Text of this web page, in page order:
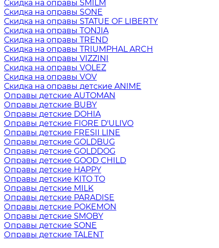
Скидка на оправы SMILM
Скидка на оправы SONE
Скидка на оправы STATUE OF LIBERTY
Скидка на оправы TONJIA
Скидка на оправы TREND
Скидка на оправы TRIUMPHAL ARCH
Скидка на оправы VIZZINI
Скидка на оправы VOLEZ
Скидка на оправы VOV
Скидка на оправы детские ANIME
Оправы детские AUTOMAN
Оправы детские BUBY
Оправы детские DOHIA
Оправы детские FIORE D'ULIVO
Оправы детские FRESII LINE
Оправы детские GOLDBUG
Оправы детские GOLDDOG
Оправы детские GOOD CHILD
Оправы детские HAPPY
Оправы детские KITO TO
Оправы детские MILK
Оправы детские PARADISE
Оправы детские POKEMON
Оправы детские SMOBY
Оправы детские SONE
Оправы детские TALENT